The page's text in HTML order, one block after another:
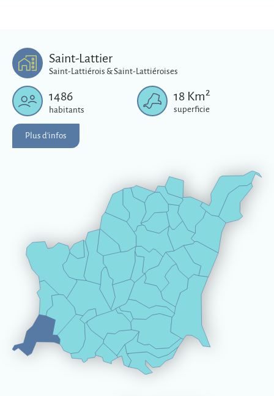
Saint-Lattier
Saint-Lattiérois & Saint-Lattiéroises
1486
habitants
18 Km2
superficie
Plus d'infos